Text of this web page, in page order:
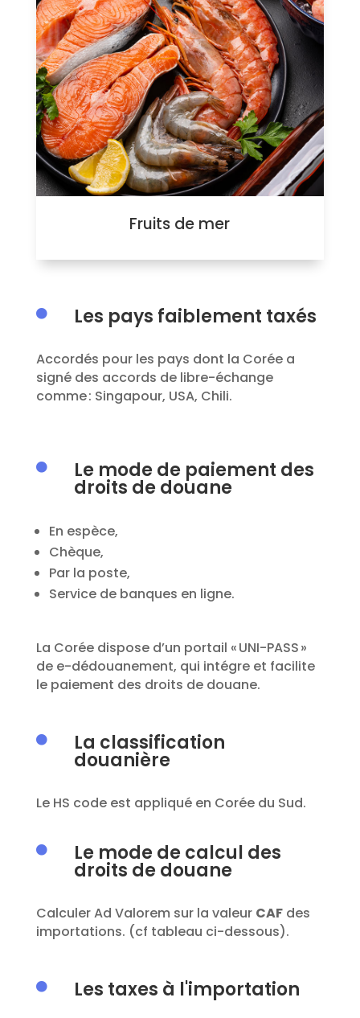
Fruits de mer
 Les pays faiblement taxés
Accordés pour les pays dont la Corée a
signé des accords de libre-échange
comme : Singapour, USA, Chili.
 Le mode de paiement des
droits de douane
En espèce,
Chèque,
Par la poste,
Service de banques en ligne.
La Corée dispose d’un portail « UNI-PASS »
de e-dédouanement, qui intégre et facilite
le paiement des droits de douane.
 La classification
douanière
Le HS code est appliqué en Corée du Sud.
 Le mode de calcul des
droits de douane
CalculerAd Valorem sur la valeur CAFdes
importations. (cf tableau ci-dessous).
 Les taxes à l'importation